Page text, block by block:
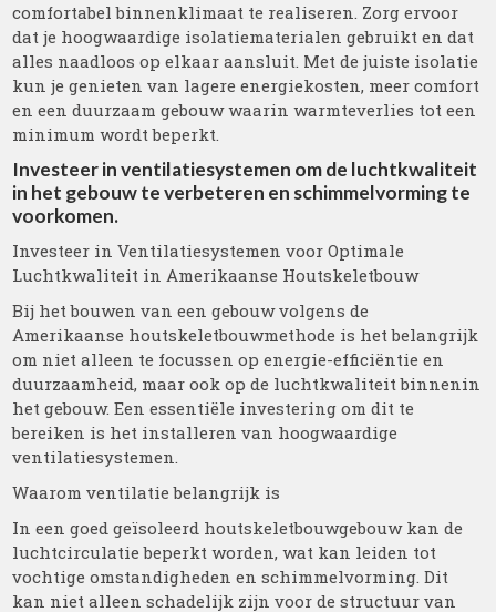
comfortabel binnenklimaat te realiseren. Zorg ervoor
dat je hoogwaardige isolatiematerialen gebruikt en dat
alles naadloos op elkaar aansluit. Met de juiste isolatie
kun je genieten van lagere energiekosten, meer comfort
en een duurzaam gebouw waarin warmteverlies tot een
minimum wordt beperkt.
Investeer in ventilatiesystemen om de luchtkwaliteit
in het gebouw te verbeteren en schimmelvorming te
voorkomen.
Investeer in Ventilatiesystemen voor Optimale
Luchtkwaliteit in Amerikaanse Houtskeletbouw
Bij het bouwen van een gebouw volgens de
Amerikaanse houtskeletbouwmethode is het belangrijk
om niet alleen te focussen op energie-efficiëntie en
duurzaamheid, maar ook op de luchtkwaliteit binnenin
het gebouw. Een essentiële investering om dit te
bereiken is het installeren van hoogwaardige
ventilatiesystemen.
Waarom ventilatie belangrijk is
In een goed geïsoleerd houtskeletbouwgebouw kan de
luchtcirculatie beperkt worden, wat kan leiden tot
vochtige omstandigheden en schimmelvorming. Dit
kan niet alleen schadelijk zijn voor de structuur van